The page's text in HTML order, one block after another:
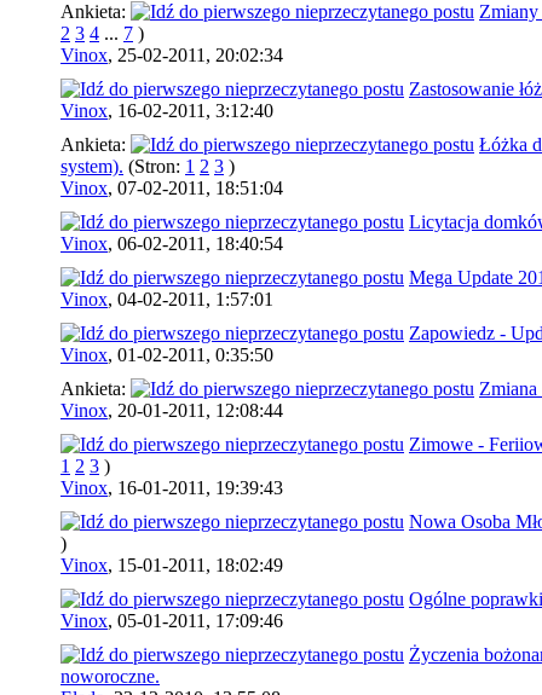
Ankieta:
Zmiany
2 3 4 ... 7 )
Vinox, 25-02-2011, 20:02:34
Zastosowanie
Vinox, 16-02-2011, 3:12:40
Ankieta:
Łóżka
system). (Stron: 1 2 3 )
Vinox, 07-02-2011, 18:51:04
Licytacja
Vinox, 06-02-2011, 18:40:54
Mega Update
Vinox, 04-02-2011, 1:57:01
Zapowiedz -
Vinox, 01-02-2011, 0:35:50
Ankieta:
Zmiana
Vinox, 20-01-2011, 12:08:44
Zimowe -
1 2 3 )
Vinox, 16-01-2011, 19:39:43
Nowa Osoba
)
Vinox, 15-01-2011, 18:02:49
Ogólne
Vinox, 05-01-2011, 17:09:46
Życzenia
noworoczne.